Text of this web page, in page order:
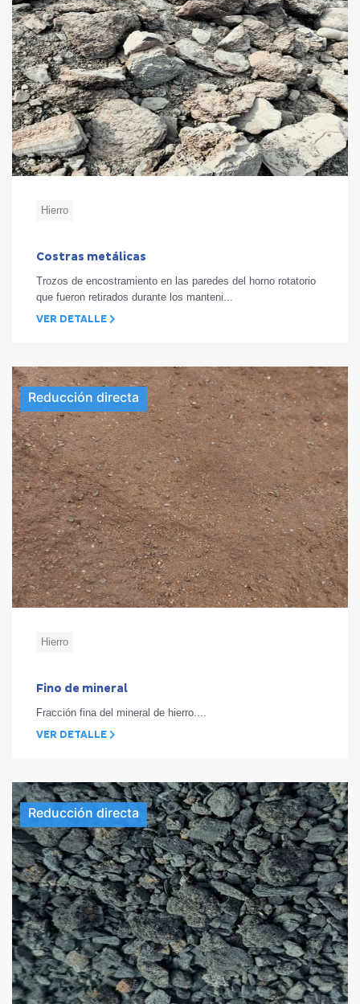
Hierro
Costras metálicas
Trozos de encostramiento en las paredes del horno rotatorio
que fueron retirados durante los manteni...
VER DETALLE
Reducción directa
Hierro
Fino de mineral
Fracción fina del mineral de hierro....
VER DETALLE
Reducción directa